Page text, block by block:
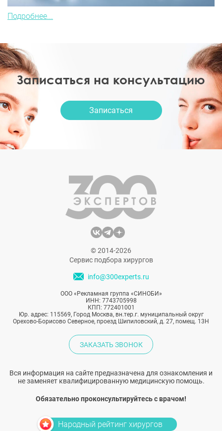
Подробнее...
Записаться на консультацию
Записаться
© 2014-2026
Сервис подбора хирургов
info@300experts.ru
ООО «Рекламная группа «СИНОБИ»
ИНН: 7743705998
КПП: 772401001
Юр. адрес: 115569, Город Москва, вн.тер.г. муниципальный округ
Орехово-Борисово Северное, проезд Шипиловский, д. 27, помещ. 13Н
ЗАКАЗАТЬ ЗВОНОК
Вся информация на сайте предназначена для ознакомления и
не заменяет квалифицированную медицинскую помощь.
Обязательно проконсультируйтесь с врачом!
Народный рейтинг хирургов